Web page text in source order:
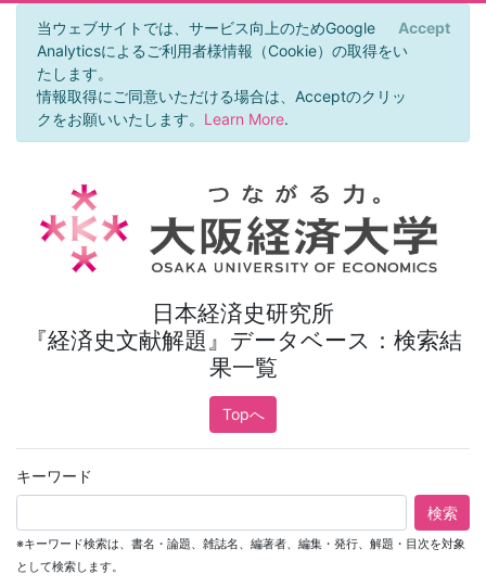
当ウェブサイトでは、サービス向上のためGoogle
Analyticsによるご利用者様情報（Cookie）の取得をい
たします。
情報取得にご同意いただける場合は、Acceptのクリッ
クをお願いいたします。 Learn More.
Accept
日本経済史研究所
『経済史文献解題』データベース：検索結
果一覧
Topへ
キーワード
検索
※キーワード検索は、書名・論題、雑誌名、編著者、編集・発行、解題・目次を対象
として検索します。
×